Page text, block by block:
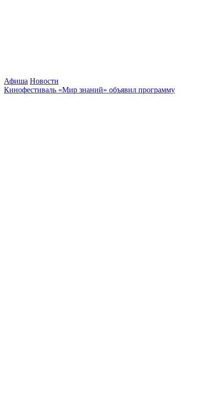
Афиша Новости
Кинофестиваль «Мир знаний» объявил программу